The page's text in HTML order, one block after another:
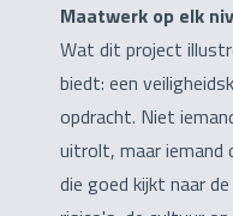
Maatwerk op elk
Wat dit project
biedt: een
opdracht. Niet
uitrolt, maar iemand
die goed kijkt naar